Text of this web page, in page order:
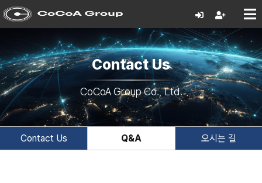
Contact Us
CoCoA Group Co., Ltd.
Contact Us Q&A 오시는 길